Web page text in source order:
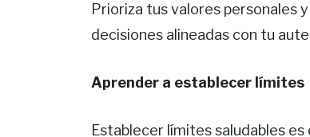
Prioriza tus valores personales
decisiones alineadas con tu
Aprender a establecer límites
Establecer límites saludables